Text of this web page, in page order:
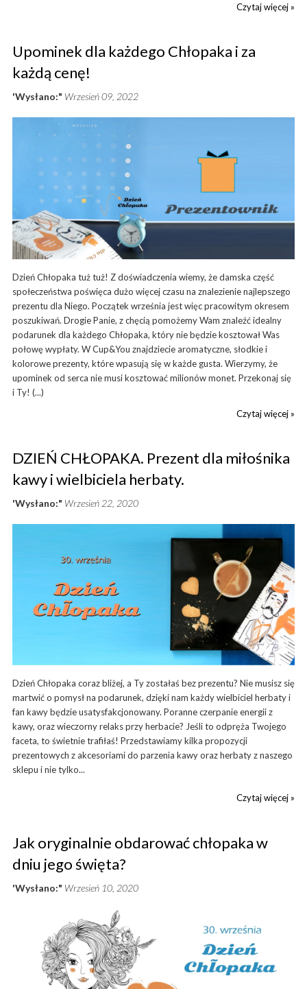
Czytaj więcej »
Upominek dla każdego Chłopaka i za
każdą cenę!
'Wysłano:" Wrzesień 09, 2022
Dzień Chłopaka tuż tuż! Z doświadczenia wiemy, że damska część
społeczeństwa poświęca dużo więcej czasu na znalezienie najlepszego
prezentu dla Niego. Początek września jest więc pracowitym okresem
poszukiwań. Drogie Panie, z chęcią pomożemy Wam znaleźć idealny
podarunek dla każdego Chłopaka, który nie będzie kosztował Was
połowę wypłaty. W Cup&You znajdziecie aromatyczne, słodkie i
kolorowe prezenty, które wpasują się w każde gusta. Wierzymy, że
upominek od serca nie musi kosztować milionów monet. Przekonaj się
i Ty! (...)
Czytaj więcej »
DZIEŃ CHŁOPAKA. Prezent dla miłośnika
kawy i wielbiciela herbaty.
'Wysłano:" Wrzesień 22, 2020
Dzień Chłopaka coraz bliżej, a Ty zostałaś bez prezentu? Nie musisz się
martwić o pomysł na podarunek, dzięki nam każdy wielbiciel herbaty i
fan kawy będzie usatysfakcjonowany. Poranne czerpanie energii z
kawy, oraz wieczorny relaks przy herbacie? Jeśli to odpręża Twojego
faceta, to świetnie trafiłaś! Przedstawiamy kilka propozycji
prezentowych z akcesoriami do parzenia kawy oraz herbaty z naszego
sklepu i nie tylko...
Czytaj więcej »
Jak oryginalnie obdarować chłopaka w
dniu jego święta?
'Wysłano:" Wrzesień 10, 2020